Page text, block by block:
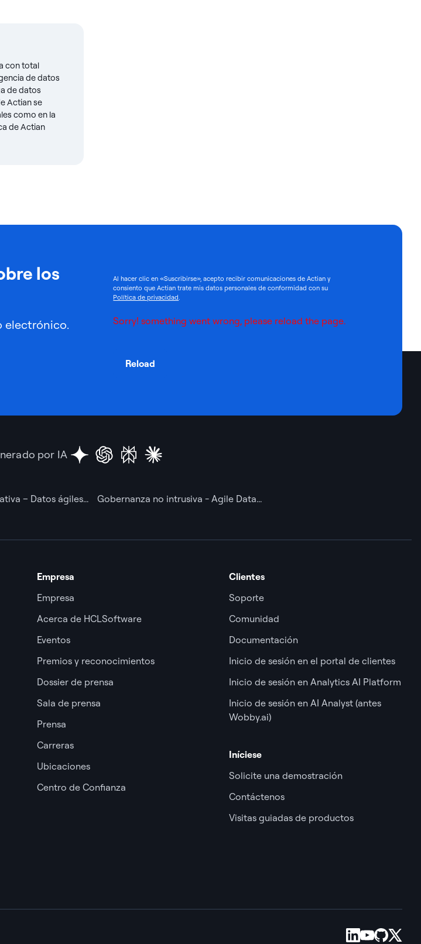
con total
de datos
de datos
Actian se
como en la
de Actian
los
electrónico.
Al hacer clic en «Suscribirse», acepto recibir comunicaciones de Actian y
consiento que Actian trate mis datos personales de conformidad con su
Política de privacidad
Sorry! something went wrong, please reload the page.
Reload
por IA
– Datos ágiles... Gobernanza no intrusiva - Agile Data...
Empresa
Empresa
Acerca de HCLSoftware
Eventos
Premios y reconocimientos
Dossier de prensa
Sala de prensa
Prensa
Carreras
Ubicaciones
Centro de Confianza
Clientes
Soporte
Comunidad
Documentación
Inicio de sesión en el portal de clientes
Inicio de sesión en Analytics AI Platform
Inicio de sesión en AI Analyst (antes
Wobby.ai)
Iníciese
Solicite una demostración
Contáctenos
Visitas guiadas de productos